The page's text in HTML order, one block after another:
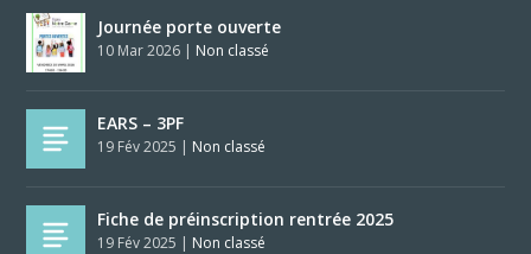
Journée porte ouverte
10 Mar 2026 | Non classé
EARS – 3PF
19 Fév 2025 | Non classé
Fiche de préinscription rentrée 2025
19 Fév 2025 | Non classé